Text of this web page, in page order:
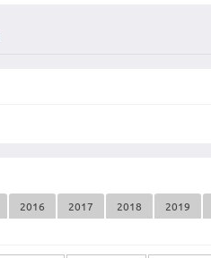
2016 2017 2018
2019